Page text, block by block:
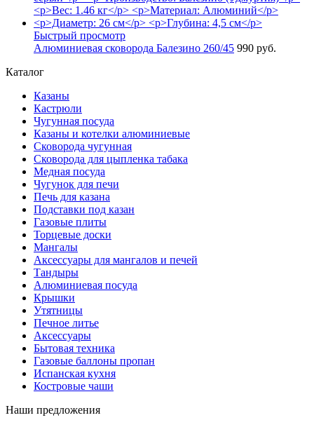
Быстрый просмотр
Алюминиевая сковорода Балезино 260/45 990 руб.
Каталог
Казаны
Кастрюли
Чугунная посуда
Казаны и котелки алюминиевые
Сковорода чугунная
Сковорода для цыпленка табака
Медная посуда
Чугунок для печи
Печь для казана
Подставки под казан
Газовые плиты
Торцевые доски
Мангалы
Аксессуары для мангалов и печей
Тандыры
Алюминиевая посуда
Крышки
Утятницы
Печное литье
Аксессуары
Бытовая техника
Газовые баллоны пропан
Испанская кухня
Костровые чаши
Наши предложения